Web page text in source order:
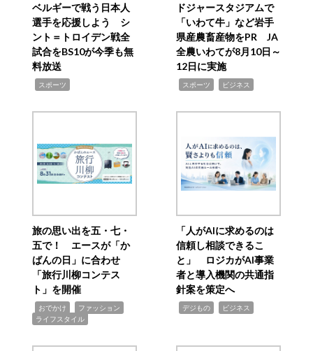
ベルギーで戦う日本人
選手を応援しよう シ
ント＝トロイデン戦全
試合をBS10が今季も無
料放送
スポーツ
ドジャースタジアムで
「いわて牛」など岩手
県産農畜産物をPR JA
全農いわてが8月10日～
12日に実施
スポーツ ビジネス
旅の思い出を五・七・
五で！ エースが「か
ばんの日」に合わせ
「旅行川柳コンテス
ト」を開催
おでかけ ファッション
ライフスタイル
「人がAIに求めるのは
信頼し相談できるこ
と」 ロジカがAI事業
者と導入機関の共通指
針案を策定へ
デジもの ビジネス